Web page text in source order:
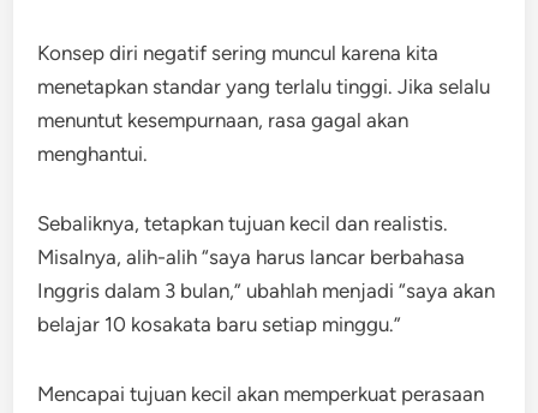
Konsep diri negatif sering muncul karena kita
menetapkan standar yang terlalu tinggi. Jika selalu
menuntut kesempurnaan, rasa gagal akan
menghantui.
Sebaliknya, tetapkan tujuan kecil dan realistis.
Misalnya, alih-alih “saya harus lancar berbahasa
Inggris dalam 3 bulan,” ubahlah menjadi “saya akan
belajar 10 kosakata baru setiap minggu.”
Mencapai tujuan kecil akan memperkuat perasaan